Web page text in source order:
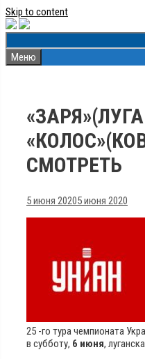
Skip to content
Меню
СМОТРЕТЬ
5 июня 20205 июня 2020
25 -го тура чемпионата
в субботу, 6 июня,